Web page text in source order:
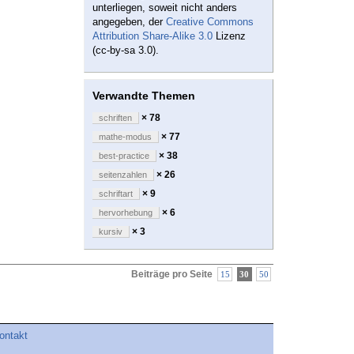
unterliegen, soweit nicht anders
angegeben, der Creative Commons
Attribution Share-Alike 3.0 Lizenz
(cc-by-sa 3.0).
Verwandte Themen
schriften × 78
mathe-modus × 77
best-practice × 38
seitenzahlen × 26
schriftart × 9
hervorhebung × 6
kursiv × 3
Beiträge pro Seite 15 30 50